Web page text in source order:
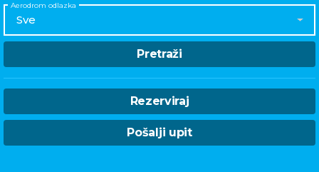
Aerodrom odlazka
Sve
Pretraži
Rezerviraj
Pošalji upit